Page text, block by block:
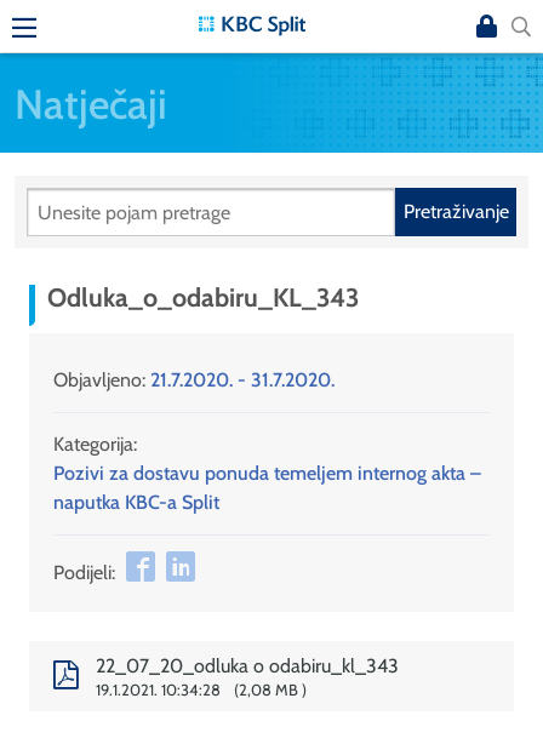
Natječaji
Pretraživanje
Odluka_o_odabiru_KL_343
Objavljeno: 21.7.2020. - 31.7.2020.
Kategorija:
Pozivi za dostavu ponuda temeljem internog akta –
naputka KBC-a Split
Podijeli:
22_07_20_odluka o odabiru_kl_343
19.1.2021. 10:34:28 2,08 MB